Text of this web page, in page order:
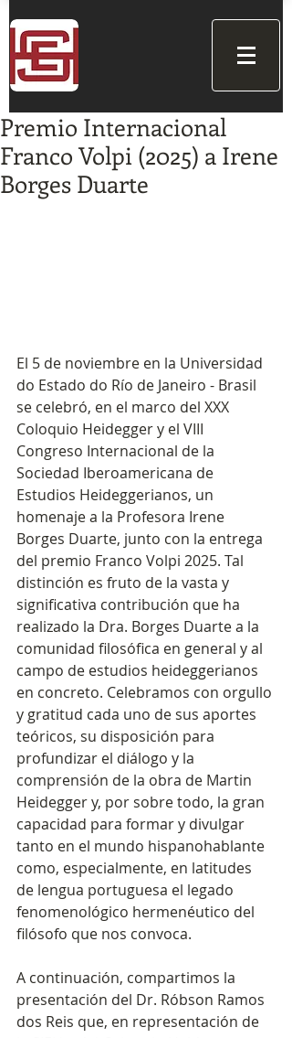
Premio Internacional
Franco Volpi (2025) a Irene
Borges Duarte
El 5 de noviembre en la Universidad
do Estado do Río de Janeiro - Brasil
se celebró, en el marco del XXX
Coloquio Heidegger y el VIII
Congreso Internacional de la
Sociedad Iberoamericana de
Estudios Heideggerianos, un
homenaje a la Profesora Irene
Borges Duarte, junto con la entrega
del premio Franco Volpi 2025. Tal
distinción es fruto de la vasta y
significativa contribución que ha
realizado la Dra. Borges Duarte a la
comunidad filosófica en general y al
campo de estudios heideggerianos
en concreto. Celebramos con orgullo
y gratitud cada uno de sus aportes
teóricos, su disposición para
profundizar el diálogo y la
comprensión de la obra de Martin
Heidegger y, por sobre todo, la gran
capacidad para formar y divulgar
tanto en el mundo hispanohablante
como, especialmente, en latitudes
de lengua portuguesa el legado
fenomenológico hermenéutico del
filósofo que nos convoca.
A continuación, compartimos la
presentación del Dr. Róbson Ramos
dos Reis que, en representación de